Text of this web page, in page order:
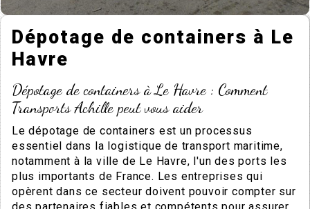
Dépotage de containers à Le
Havre
Dépotage de containers à Le Havre : Comment
Transports Achille peut vous aider
Le dépotage de containers est un processus
essentiel dans la logistique de transport maritime,
notamment à la ville de Le Havre, l'un des ports les
plus importants de France. Les entreprises qui
opèrent dans ce secteur doivent pouvoir compter sur
des partenaires fiables et compétents pour assurer